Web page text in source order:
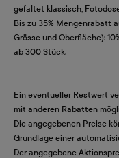
gefaltet klassisch,
Bis zu 35% Mengenrabatt
Grösse und Oberfläche):
ab 300 Stück.
Ein eventueller Restwert
mit anderen Rabatten
Die angegebenen Preise
Grundlage einer
Der angegebene